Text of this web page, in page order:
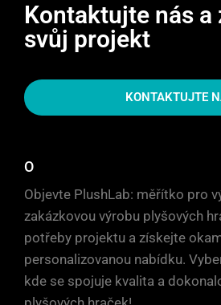
Kontaktujte nás a
svůj projekt
KONTAKTUJTE
O
Objevte PlushLab: měřítko pro
zakázkovou výrobu plyšových
potřeby projektu a získejte
personalizovanou nabídku.
kde se spojuje kvalita a